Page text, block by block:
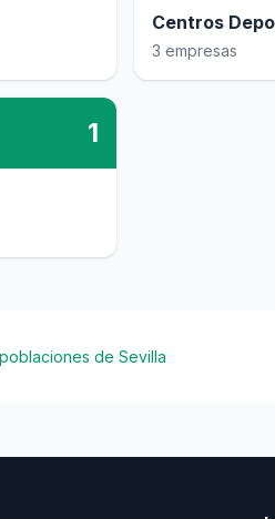
Centros
3 empresas
1
de Sevilla